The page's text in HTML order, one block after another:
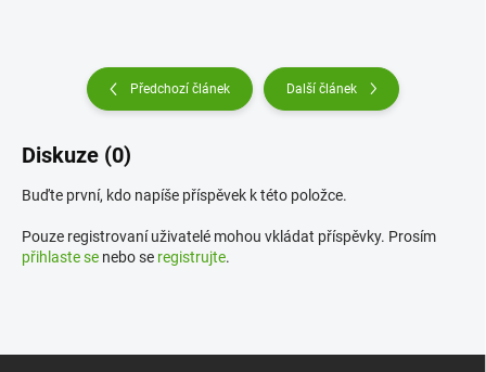
Předchozí článek Další článek
Diskuze (0)
Buďte první, kdo napíše příspěvek k této položce.
Pouze registrovaní uživatelé mohou vkládat příspěvky. Prosím
přihlaste se nebo se registrujte.